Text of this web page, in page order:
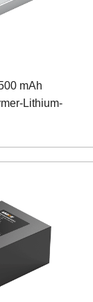
mAh
Lithium-